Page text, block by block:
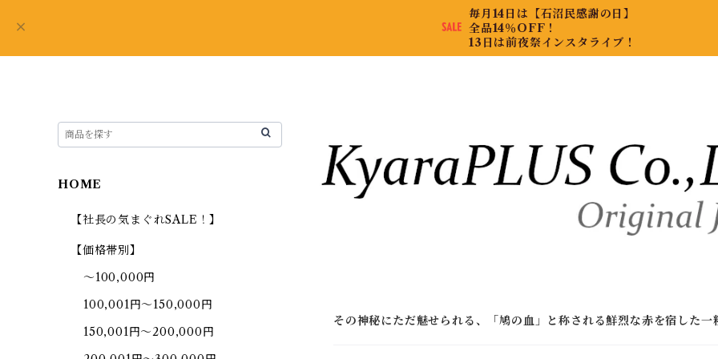
毎月14日は【石沼民感謝の日】
全品14％OFF！
13日は前夜祭インスタライブ！
その神秘にただ魅せられる、「鳩の血」と称される鮮烈な赤を宿した一
HOME
【社長の気まぐれSALE！】
【価格帯別】
～100,000円
100,001円～150,000円
150,001円～200,000円